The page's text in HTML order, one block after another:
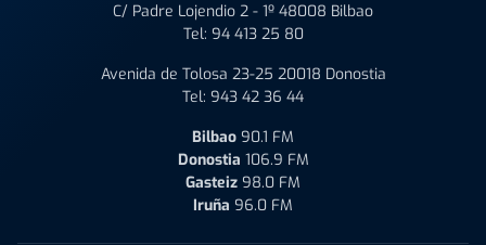
C/ Padre Lojendio 2 - 1º 48008 Bilbao
Tel: 94 413 25 80
Avenida de Tolosa 23-25 20018 Donostia
Tel: 943 42 36 44
Bilbao 90.1 FM
Donostia 106.9 FM
Gasteiz 98.0 FM
Iruña 96.0 FM